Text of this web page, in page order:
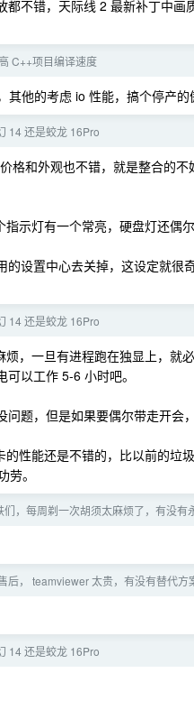
不错，天际线 2 最新补丁中画
C++项目编译速度
他的考虑 io 性能，搞个停产
14 还是蛟龙 16Pro
格和外观也不错，就是整合的
示灯有一个常亮，硬盘灯还偶尔
设置中心去关掉，这设定就很
14 还是蛟龙 16Pro
，一旦有进程跑在独显上，就
以工作 5-6 小时吧。
题，但是如果要偶尔带走开会
性能还是不错的，比以前的垃
。
们，每周剃一次胡须太麻烦了，有没有
后， teamviewer 太贵，有没有替代方
14 还是蛟龙 16Pro